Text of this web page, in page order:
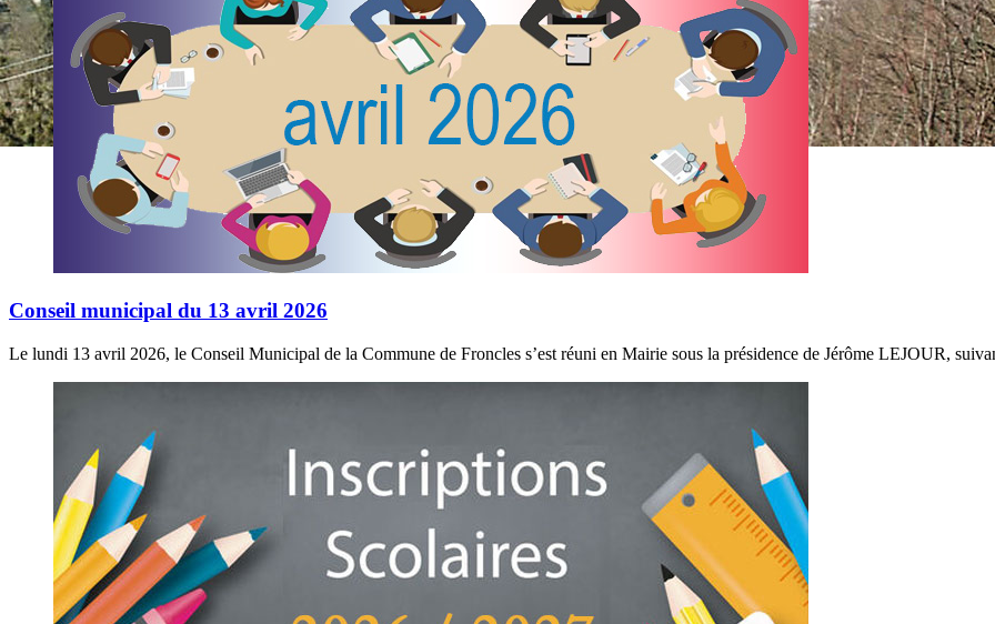
Conseil municipal du 13 avril 2026
Le lundi 13 avril 2026, le Conseil Municipal de la Commune de Froncles s’est réuni en Mairie sous la présidence de Jérôme LEJOUR,